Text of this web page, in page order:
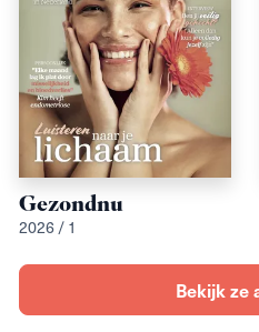
Gezondnu
2026 / 1
Bekijk ze